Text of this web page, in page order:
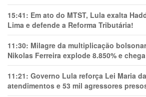
15:41: Em ato do MTST, Lula exalta
Lima e defende a Reforma Tributária!
11:30: Milagre da multiplicação
Nikolas Ferreira explode 8.850% e
11:21: Governo Lula reforça Lei Maria
atendimentos e 53 mil agressores